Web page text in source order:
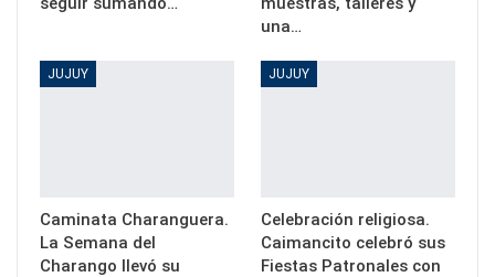
una…
JUJUY
Caminata Charanguera.
La Semana del
Charango llevó su
JUJUY
Celebración religiosa.
Caimancito celebró sus
Fiestas Patronales con